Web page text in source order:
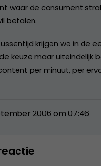
waar de consument
betalen.
krijgen we in de
keuze maar uiteindelijk
per minuut, per
2006 om 07:46